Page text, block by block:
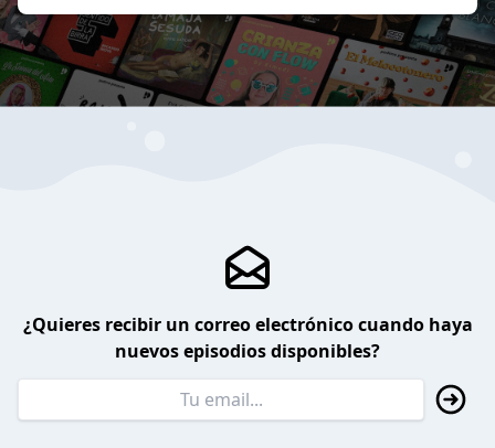
¿Quieres recibir un correo electrónico cuando haya
nuevos episodios disponibles?